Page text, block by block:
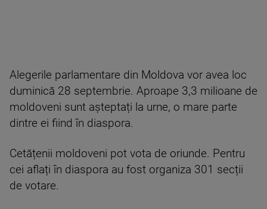
Alegerile parlamentare din Moldova vor avea loc
duminică 28 septembrie. Aproape 3,3 milioane de
moldoveni sunt așteptați la urne, o mare parte
dintre ei fiind în diaspora.
Cetățenii moldoveni pot vota de oriunde. Pentru
cei aflați în diaspora au fost organiza 301 secții
de votare.